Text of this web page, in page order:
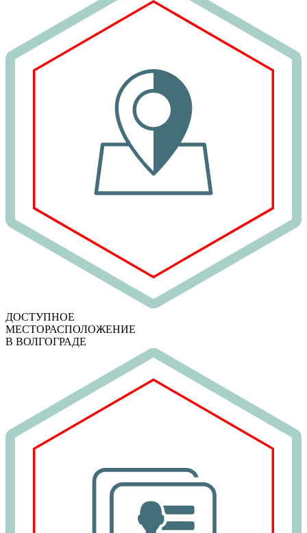
ДОСТУПНОЕ
МЕСТОРАСПОЛОЖЕНИЕ
В ВОЛГОГРАДЕ